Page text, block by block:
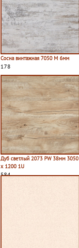
Сосна винтажная 7050 M 6мм
178
Дуб светлый 2073 PW 38мм 3050
х 1200 1U
584